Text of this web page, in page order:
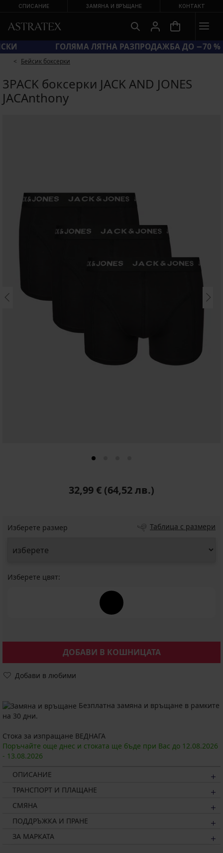
СПИСАНИЕ ЗАМЯНА И ВРЪЩАНЕ КОНТАКТ
SUN20 = ЕКСТРА −20 % НА НАМАЛЕНИ БАНСКИ
Бейсик боксерки
3PACK боксерки JACK AND JONES
JACAnthony
32,99 € (64,52 лв.)
Изберете размер Таблица с размери
Изберете цвят:
ДОБАВИ В КОШНИЦАТА
Добави в любими
Безплатна замяна и връщане в рамките
на 30 дни.
Стока за изпращане ВЕДНАГА
Поръчайте още днес и стоката ще бъде при Вас до 12.08.2026
- 13.08.2026
ОПИСАНИЕ
ТРАНСПОРТ И ПЛАЩАНЕ
СМЯНА
ПОДДРЪЖКА И ПРАНЕ
ЗА МАРКАТА